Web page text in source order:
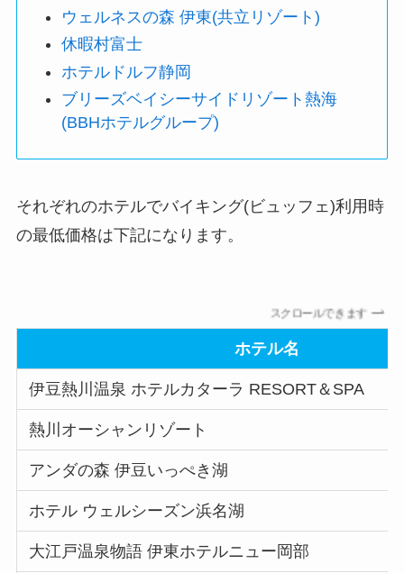
ウェルネスの森 伊東(共立リゾート)
休暇村富士
ホテルドルフ静岡
ブリーズベイシーサイドリゾート熱海
(BBHホテルグループ)
それぞれのホテルでバイキング(ビュッフェ)利用時
の最低価格は下記になります。
スクロールできます
ホテル名
伊豆熱川温泉 ホテルカターラ RESORT＆SPA
熱川オーシャンリゾート
アンダの森 伊豆いっぺき湖
ホテル ウェルシーズン浜名湖
大江戸温泉物語 伊東ホテルニュー岡部